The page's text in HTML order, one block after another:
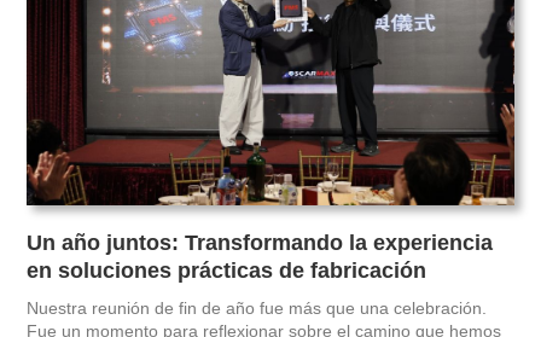
Un año juntos: Transformando la experiencia
en soluciones prácticas de fabricación
Nuestra reunión de fin de año fue más que una celebración.
Fue un momento para reflexionar sobre el camino que hemos